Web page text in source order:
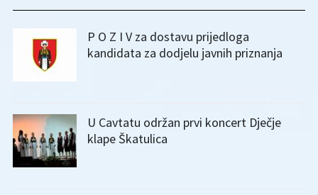
P O Z I V za dostavu prijedloga
kandidata za dodjelu javnih priznanja
U Cavtatu održan prvi koncert Dječje
klape Škatulica